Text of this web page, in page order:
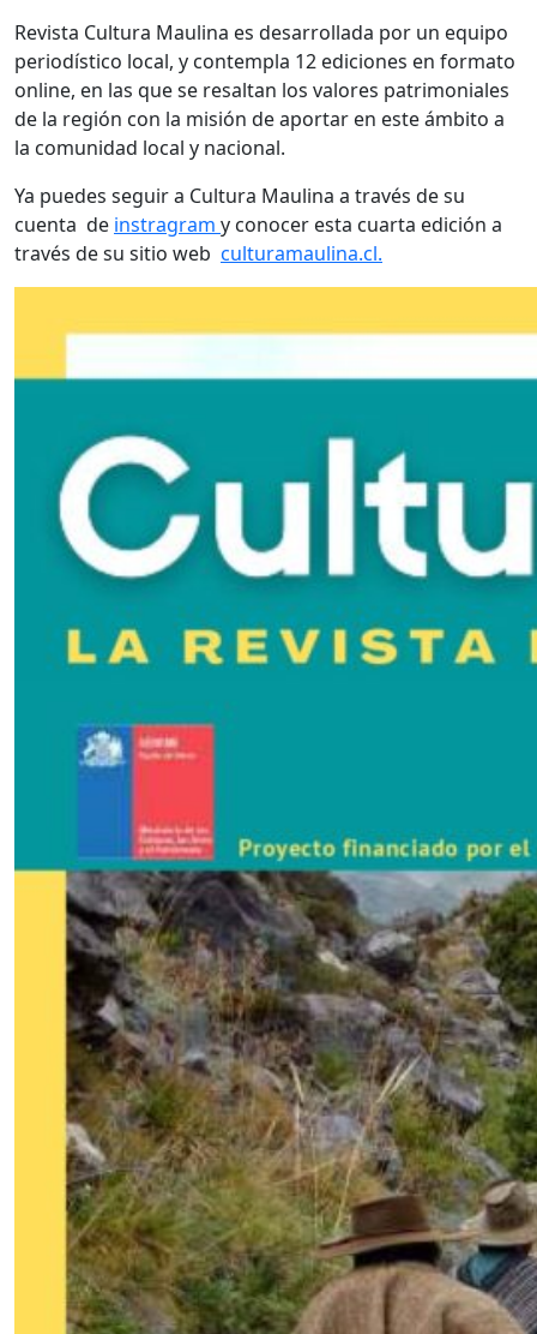
Revista Cultura Maulina es desarrollada por un equipo
periodístico local, y contempla 12 ediciones en formato
online, en las que se resaltan los valores patrimoniales
de la región con la misión de aportar en este ámbito a
la comunidad local y nacional.
Ya puedes seguir a Cultura Maulina a través de su
cuenta de instragram y conocer esta cuarta edición a
través de su sitio web culturamaulina.cl.